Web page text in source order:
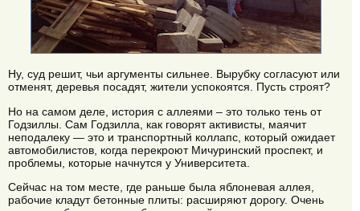
Ну, суд решит, чьи аргументы сильнее. Вырубку согласуют или
отменят, деревья посадят, жители успокоятся. Пусть строят?
Но на самом деле, история с аллеями – это только тень от
Годзиллы. Сам Годзилла, как говорят активисты, маячит
неподалеку — это и транспортный коллапс, который ожидает
автомобилистов, когда перекроют Мичуринский проспект, и
проблемы, которые начнутся у Университета.
Сейчас на том месте, где раньше была яблоневая аллея,
рабочие кладут бетонные плиты: расширяют дорогу. Очень